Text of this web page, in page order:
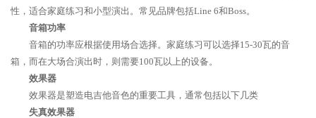
性，适合家庭练习和小型演出。常见品牌包括Line 6和Boss。
音箱功率
音箱的功率应根据使用场合选择。家庭练习可以选择15-30瓦的音
箱，而在大场合演出时，则需要100瓦以上的设备。
效果器
效果器是塑造电吉他音色的重要工具，通常包括以下几类
失真效果器